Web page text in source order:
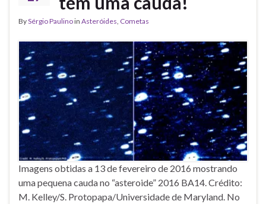
BySérgio Paulinoin Asteróides, Cometas
Imagens obtidas a 13 de fevereiro de 2016 mostrando
uma pequena cauda no “asteroide” 2016 BA14. Crédito:
M. Kelley/S. Protopapa/Universidade de Maryland. No